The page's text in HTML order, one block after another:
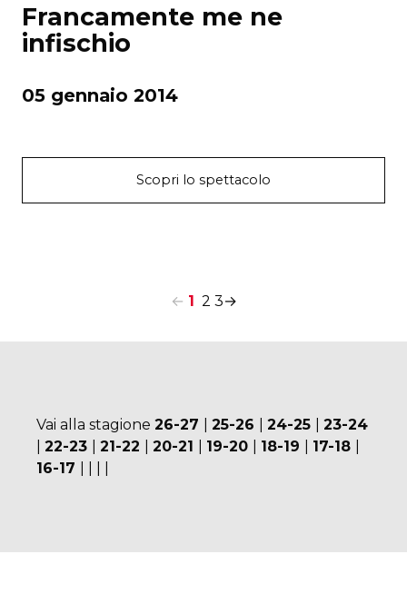
Francamente me ne
infischio
05 gennaio 2014
Scopri lo spettacolo
← 1 2 3→
Vai alla stagione 26-27 25-26 24-25
23-24
22-23 21-22 20-21 19-20 18-19 17-18
16-17